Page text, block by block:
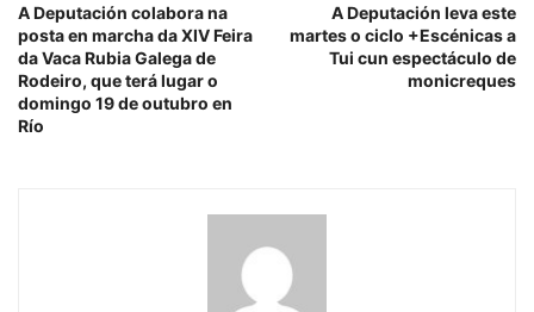
A Deputación colabora na
posta en marcha da XIV Feira
da Vaca Rubia Galega de
Rodeiro, que terá lugar o
domingo 19 de outubro en
Río
A Deputación leva este
martes o ciclo +Escénicas a
Tui cun espectáculo de
monicreques